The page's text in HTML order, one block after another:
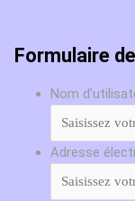
Formulaire
Nom
Adresse